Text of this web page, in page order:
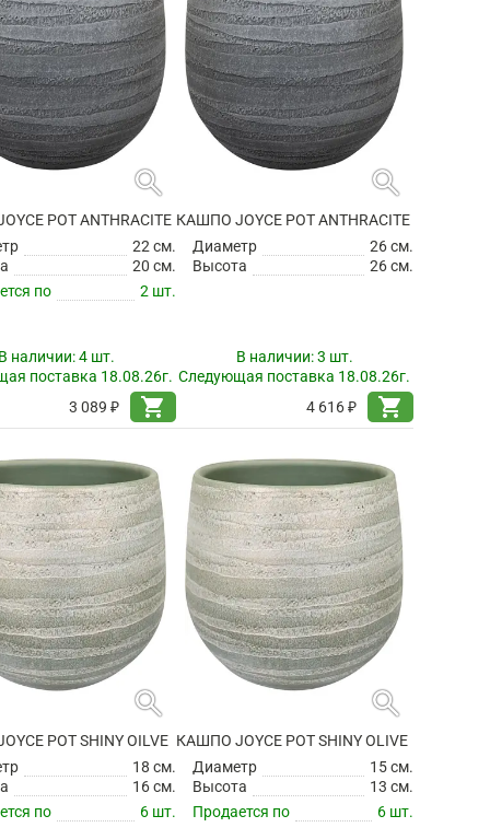
search
POT ANTHRACITE
22 см.
20 см.
по
2 шт.
наличии:4 шт.
поставка 18.08.26г.
3 089 ₽
shopping_cart
search
КАШПО JOYCE POT ANTHRACITE
Диаметр
26 см.
Высота
26 см.
В наличии:3 шт.
Следующая поставка 18.08.26г.
4 616 ₽
shopping_cart
search
POT SHINY OILVE
18 см.
16 см.
по
6 шт.
search
КАШПО JOYCE POT SHINY OLIVE
Диаметр
15 см.
Высота
13 см.
Продается по
6 шт.